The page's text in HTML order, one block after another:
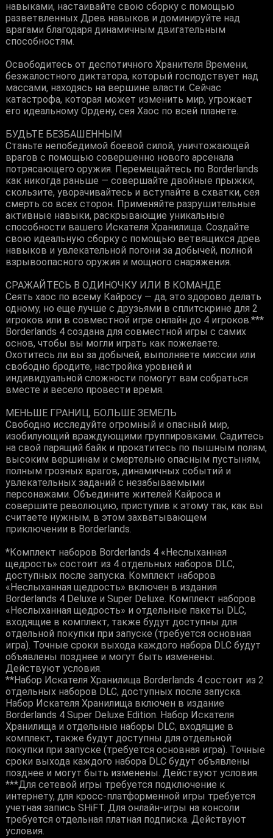
навыками, настаивайте свою сборку с помощью
разветвленных Древ навыков и доминируйте над
врагами благодаря динамичным двигательным
способностям.
Освободитесь от деспотичного Хранителя Времени,
безжалостного диктатора, который господствует над
массами, находясь на вершине власти. Сейчас
катастрофа, которая может изменить мир, угрожает
его идеальному Ордену, сея Хаос по всей планете.
БУДЬТЕ БЕЗБАШЕННЫМ
Станьте непобедимой боевой силой, уничтожающей
врагов с помощью совершенно нового арсенала
потрясающего оружия. Перемещайтесь по Borderlands
как никогда раньше — совершайте двойные прыжки,
скользите, уворачивайтесь и вступайте в схватки, сея
смерть со всех сторон. Применяйте разрушительные
активные навыки, раскрывающие уникальные
способности вашего Искателя Хранилища. Создайте
свою идеальную сборку с помощью ветвящихся древ
навыков и увлекательной погони за добычей, полной
взрывоопасного оружия и мощного снаряжения.
СРАЖАЙТЕСЬ В ОДИНОЧКУ ИЛИ В КОМАНДЕ
Сеять хаос по всему Кайросу — да, это здорово делать
одному, но еще лучше с друзьями в сплитскрине для 2
игроков или в совместной игре онлайн до 4 игроков.***
Borderlands 4 создана для совместной игры с самих
основ, чтобы вы могли играть как пожелаете.
Охотитесь ли вы за добычей, выполняете миссии или
свободно бродите, настройка уровней и
индивидуальной сложности помогут вам собраться
вместе и весело провести время.
МЕНЬШЕ ГРАНИЦ, БОЛЬШЕ ЗЕМЕЛЬ
Свободно исследуйте огромный и опасный мир,
изобилующий враждующими группировками. Садитесь
на свой парящий байк и прокатитесь по пышным полям,
высоким вершинам и смертельно опасным пустыням,
полным грозных врагов, динамичных событий и
увлекательных заданий с незабываемыми
персонажами. Объедините жителей Кайроса и
совершите революцию, приступив к этому так, как вы
считаете нужным, в этом захватывающем
приключении в Borderlands.
*Комплект наборов Borderlands 4 «Неслыханная
щедрость» состоит из 4 отдельных наборов DLC,
доступных после запуска. Комплект наборов
«Неслыханная щедрость» включен в издания
Borderlands 4 Deluxe и Super Deluxe. Комплект наборов
«Неслыханная щедрость» и отдельные пакеты DLC,
входящие в комплект, также будут доступны для
отдельной покупки при запуске (требуется основная
игра). Точные сроки выхода каждого набора DLC будут
объявлены позднее и могут быть изменены.
Действуют условия.
**Набор Искателя Хранилища Borderlands 4 состоит из 2
отдельных наборов DLC, доступных после запуска.
Набор Искателя Хранилища включен в издание
Borderlands 4 Super Deluxe Edition. Набор Искателя
Хранилища и отдельные наборы DLC, входящие в
комплект, также будут доступны для отдельной
покупки при запуске (требуется основная игра). Точные
сроки выхода каждого набора DLC будут объявлены
позднее и могут быть изменены. Действуют условия.
***Для сетевой игры требуется подключение к
интернету, для кросс-платформенной игры требуется
учетная запись SHiFT. Для онлайн-игры на консоли
требуется отдельная платная подписка. Действуют
условия.